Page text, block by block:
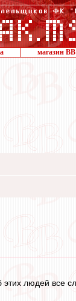
магазин ВВ
людей все